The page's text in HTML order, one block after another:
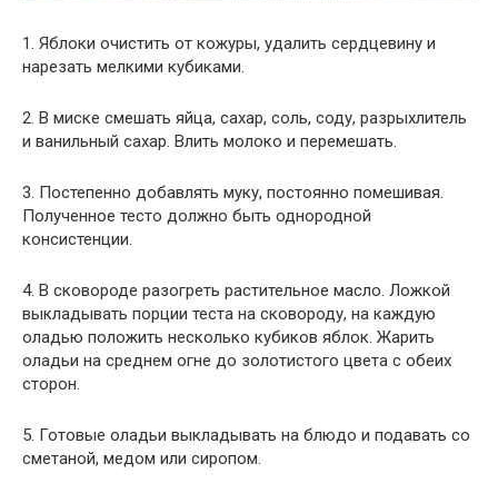
1. Яблоки очистить от кожуры, удалить сердцевину и
нарезать мелкими кубиками.
2. В миске смешать яйца, сахар, соль, соду, разрыхлитель
и ванильный сахар. Влить молоко и перемешать.
3. Постепенно добавлять муку, постоянно помешивая.
Полученное тесто должно быть однородной
консистенции.
4. В сковороде разогреть растительное масло. Ложкой
выкладывать порции теста на сковороду, на каждую
оладью положить несколько кубиков яблок. Жарить
оладьи на среднем огне до золотистого цвета с обеих
сторон.
5. Готовые оладьи выкладывать на блюдо и подавать со
сметаной, медом или сиропом.